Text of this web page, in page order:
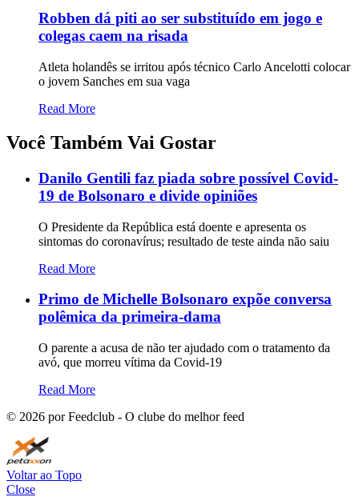
Robben dá piti ao ser substituído em jogo e
colegas caem na risada
Atleta holandês se irritou após técnico Carlo Ancelotti colocar
o jovem Sanches em sua vaga
Read More
Você Também Vai Gostar
Danilo Gentili faz piada sobre possível Covid-
19 de Bolsonaro e divide opiniões
O Presidente da República está doente e apresenta os
sintomas do coronavírus; resultado de teste ainda não saiu
Read More
Primo de Michelle Bolsonaro expõe conversa
polêmica da primeira-dama
O parente a acusa de não ter ajudado com o tratamento da
avó, que morreu vítima da Covid-19
Read More
© 2026 por Feedclub - O clube do melhor feed
Voltar ao Topo
Close